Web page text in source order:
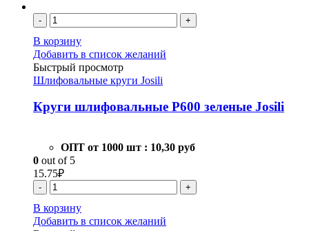
- +
В корзину
Добавить в список желаний
Быстрый просмотр
Шлифовальные круги Josili
Круги шлифовальные Р600 зеленые Josili
ОПТ от 1000 шт : 10,30 руб
0 out of 5
15.75₽
- +
В корзину
Добавить в список желаний